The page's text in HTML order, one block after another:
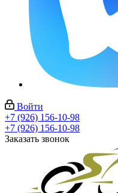
Войти
+7 (926) 156-10-98
+7 (926) 156-10-98
Заказать звонок